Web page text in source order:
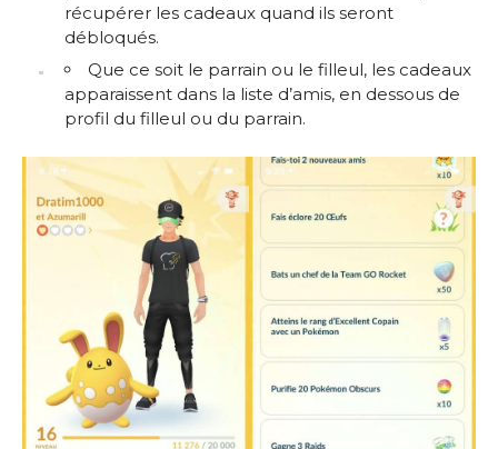
récupérer les cadeaux quand ils seront
débloqués.
Que ce soit le parrain ou le filleul, les cadeaux
apparaissent dans la liste d’amis, en dessous de
profil du filleul ou du parrain.